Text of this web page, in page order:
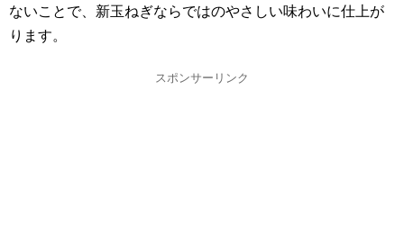
ないことで、新玉ねぎならではのやさしい味わいに仕上が
ります。
スポンサーリンク